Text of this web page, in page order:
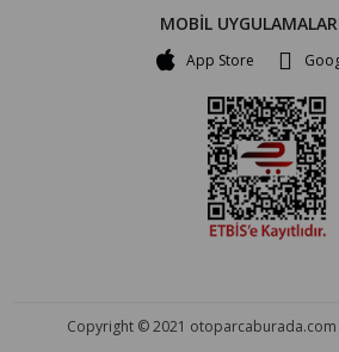
MOBİL
App Store
Copyright © 2021 otoparcaburada.com